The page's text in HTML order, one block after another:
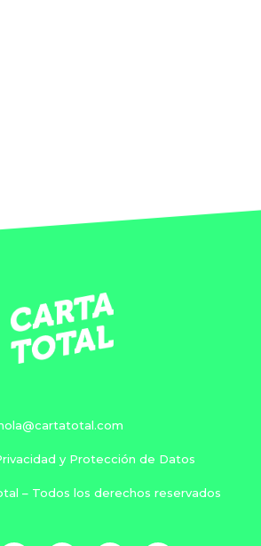
y Protección de Datos
– Todos los derechos reservados